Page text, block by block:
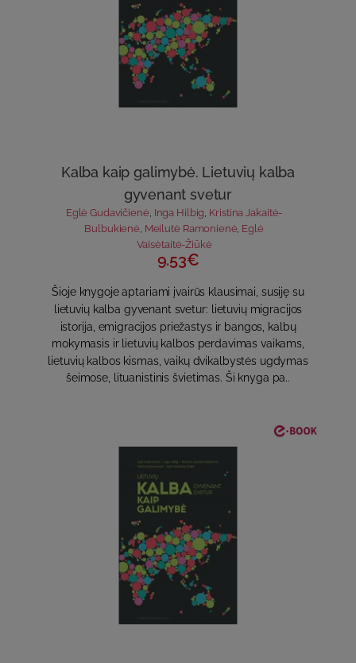
Kalba kaip galimybė. Lietuvių kalba
gyvenant svetur
Eglė Gudavičienė, Inga Hilbig, Kristina Jakaitė-
Bulbukienė, Meilutė Ramonienė, Eglė
Vaisėtaitė-Žiūkė
9.53€
Šioje knygoje aptariami įvairūs klausimai, susiję su
lietuvių kalba gyvenant svetur: lietuvių migracijos
istorija, emigracijos priežastys ir bangos, kalbų
mokymasis ir lietuvių kalbos perdavimas vaikams,
lietuvių kalbos kismas, vaikų dvikalbystės ugdymas
šeimose, lituanistinis švietimas. Ši knyga pa..